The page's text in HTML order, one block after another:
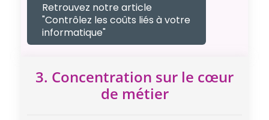
Retrouvez notre article
"Contrôlez les coûts liés à votre
informatique"
3. Concentration sur le cœur
de métier